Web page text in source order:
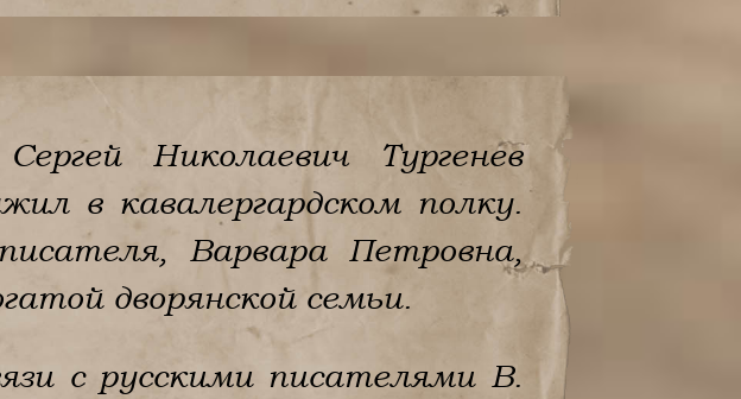
Николаевич Тургенев
в кавалергардском полку.
Варвара Петровна,
дворянской семьи.
с русскими писателями В.